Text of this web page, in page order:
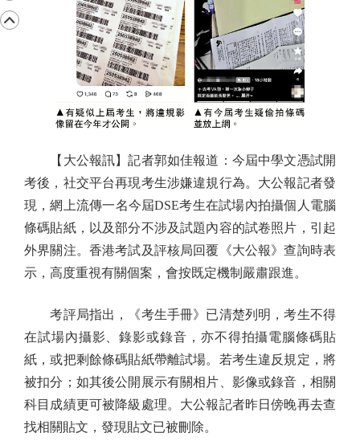
【大公報訊】記者郭如佳報道：今屆中學文憑試開
考後，社交平台再現考生涉嫌違規行為。大公報記者發
現，網上流傳一名今屆DSE考生在試場內拍攝個人電腦
條碼貼紙，以及部分不涉及試題內容的試卷照片，引起
外界關注。香港考試及評核局回覆《大公報》查詢時表
示，高度重視有關個案，會按既定機制嚴肅跟進。
考評局指出，《考生手冊》已清楚列明，考生不得
在試場內攝影、錄影或錄音，亦不得拍攝電腦條碼貼
紙，或把剩餘條碼貼紙帶離試場。若考生違反規定，將
被扣分；如其後公開展示有關相片、影像或錄音，相關
科目成績更可被降級處理。大公報記者昨日傍晚再去查
找相關貼文，發現貼文已被刪除。